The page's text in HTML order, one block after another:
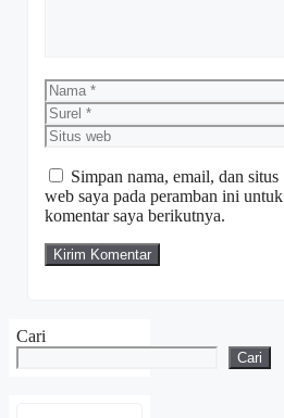
Nama
Surel
Situs
web
Simpan nama, email, dan situs
web saya pada peramban ini untuk
komentar saya berikutnya.
Cari
Cari